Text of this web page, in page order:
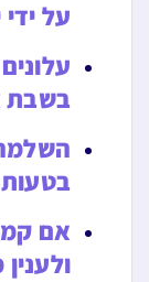
על
בשבת
בטעות
אם